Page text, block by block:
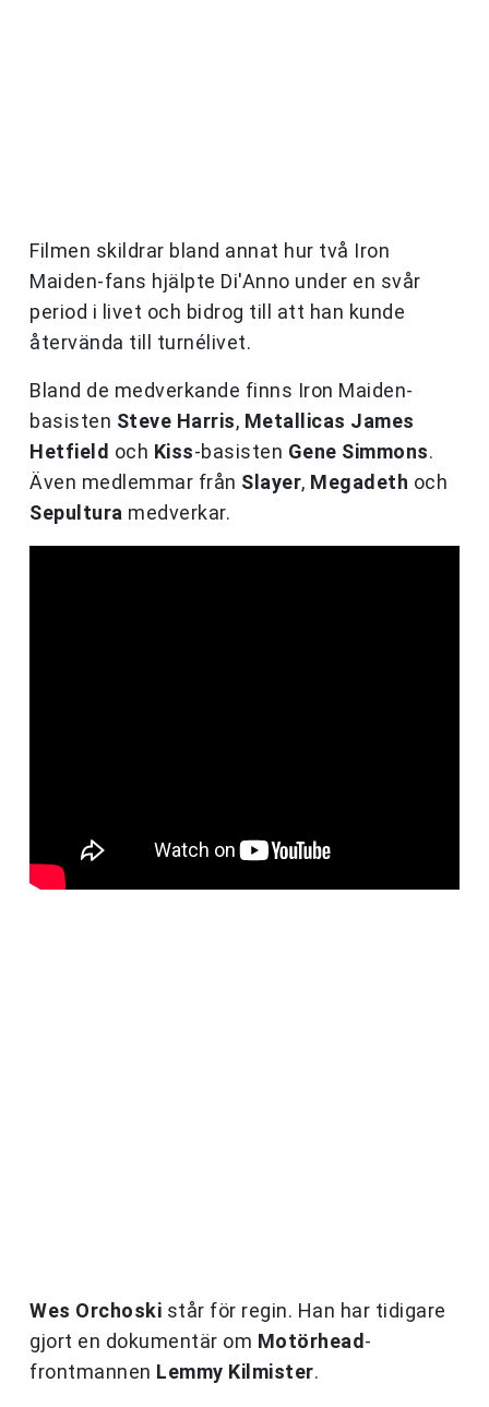
Filmen skildrar bland annat hur två Iron
Maiden-fans hjälpte Di'Anno under en svår
period i livet och bidrog till att han kunde
återvända till turnélivet.
Bland de medverkande finns Iron Maiden-
basisten Steve Harris, Metallicas James
Hetfield och Kiss-basisten Gene Simmons.
Även medlemmar från Slayer, Megadeth och
Sepultura medverkar.
Wes Orchoski står för regin. Han har tidigare
gjort en dokumentär om Motörhead -
frontmannen Lemmy Kilmister.